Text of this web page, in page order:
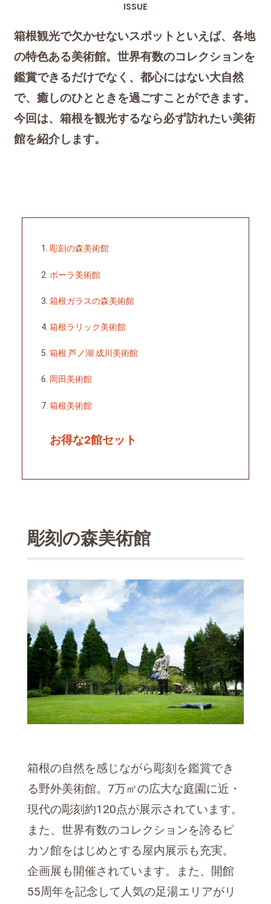
ISSUE
箱根観光で欠かせないスポットといえば、各地
の特色ある美術館。世界有数のコレクションを
鑑賞できるだけでなく、都心にはない大自然
で、癒しのひとときを過ごすことができます。
今回は、箱根を観光するなら必ず訪れたい美術
館を紹介します。
彫刻の森美術館
ポーラ美術館
箱根ガラスの森美術館
箱根ラリック美術館
箱根 芦ノ湖 成川美術館
岡田美術館
箱根美術館
お得な2館セット
彫刻の森美術館
箱根の自然を感じながら彫刻を鑑賞でき
る野外美術館。7万㎡の広大な庭園に近・
現代の彫刻約120点が展示されています。
また、世界有数のコレクションを誇るピ
カソ館をはじめとする屋内展示も充実。
企画展も開催されています。また、開館
55周年を記念して人気の足湯エリアがリ